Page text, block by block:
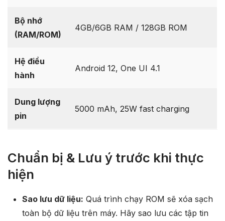
Bộ nhớ
(RAM/ROM)
4GB/6GB RAM / 128GB ROM
Hệ điều
hành
Android 12, One UI 4.1
Dung lượng
pin
5000 mAh, 25W fast charging
Chuẩn bị & Lưu ý trước khi thực
hiện
Sao lưu dữ liệu: Quá trình chạy ROM sẽ xóa sạch
toàn bộ dữ liệu trên máy. Hãy sao lưu các tập tin